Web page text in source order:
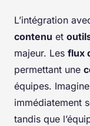
L’intégration
contenu et
majeur. Les flux
permettant une
équipes.
immédiatement
tandis que